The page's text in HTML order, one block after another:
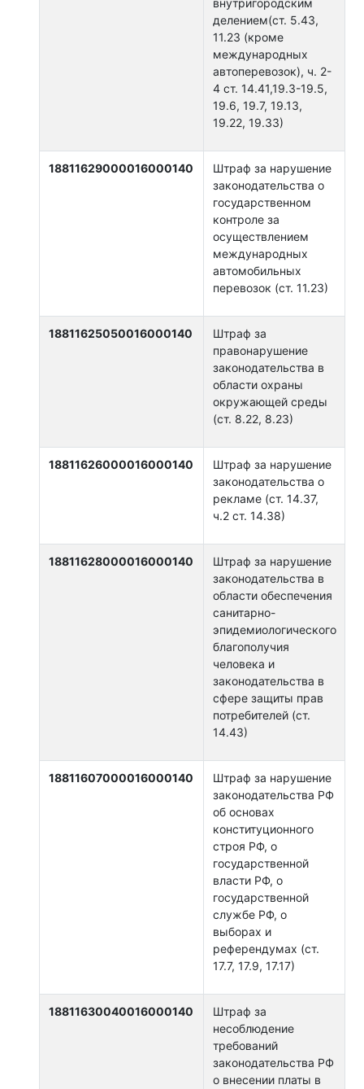
внутригородским
делением(ст. 5.43,
11.23 (кроме
международных
автоперевозок), ч. 2-
4 ст. 14.41,19.3-19.5,
19.6, 19.7, 19.13,
19.22, 19.33)
18811629000016000140
Штраф за нарушение
законодательства о
государственном
контроле за
осуществлением
международных
автомобильных
перевозок (ст. 11.23)
18811625050016000140
Штраф за
правонарушение
законодательства в
области охраны
окружающей среды
(ст. 8.22, 8.23)
18811626000016000140
Штраф за нарушение
законодательства о
рекламе (ст. 14.37,
ч.2 ст. 14.38)
18811628000016000140
Штраф за нарушение
законодательства в
области обеспечения
санитарно-
эпидемиологического
благополучия
человека и
законодательства в
сфере защиты прав
потребителей (ст.
14.43)
18811607000016000140
Штраф за нарушение
законодательства РФ
об основах
конституционного
строя РФ, о
государственной
власти РФ, о
государственной
службе РФ, о
выборах и
референдумах (ст.
17.7, 17.9, 17.17)
18811630040016000140
Штраф за
несоблюдение
требований
законодательства РФ
о внесении платы в